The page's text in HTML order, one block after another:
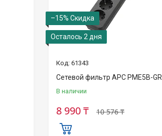
–15%
Осталось 2 дня
61343
Сетевой фильтр APC PME5B-GR
В наличии
10 576 ₸
8 990 ₸